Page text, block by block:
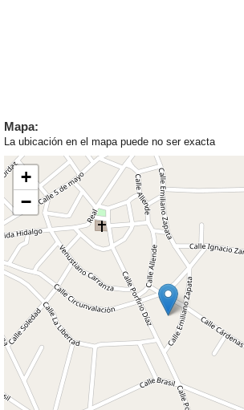
Mapa:
La ubicación en el mapa puede no ser exacta
+
−